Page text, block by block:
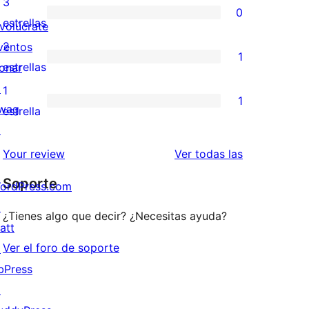
estrellas
de
4
estrellas
0
valoraciones
de
3
estrellas
estrellas
0
1
valoración
de
estrellas
2
estrellas
1
1
de
estrellas
1
estrella
1
Your review Ver todas lasvaloraciones
Soporte
¿Tienes algo que decir? ¿Necesitas ayuda?
Ver el foro de soporte